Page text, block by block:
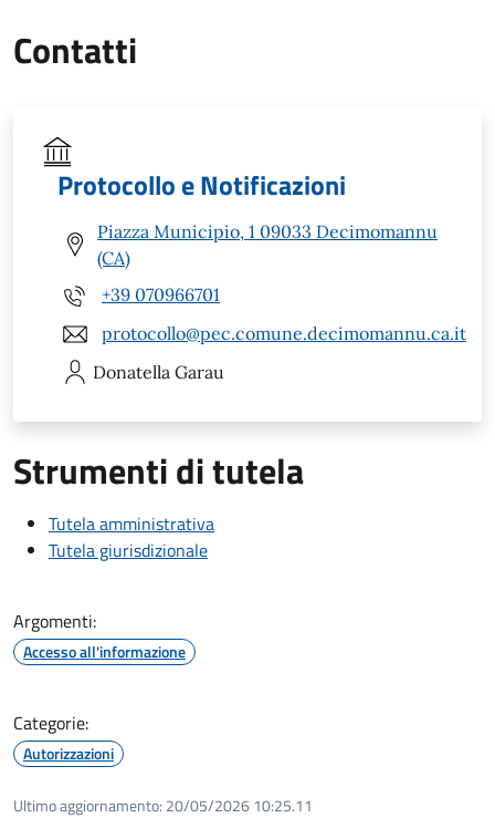
Contatti
Protocollo e Notificazioni
Piazza Municipio, 1 09033 Decimomannu
(CA)
+39 070966701
protocollo@pec.comune.decimomannu.ca.it
Donatella Garau
Strumenti di tutela
Tutela amministrativa
Tutela giurisdizionale
Argomenti:
Accesso all'informazione
Categorie:
Autorizzazioni
Ultimo aggiornamento: 20/05/2026 10:25.11